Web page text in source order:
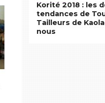
Korité 2018 : les
tendances de
Tailleurs de
nous